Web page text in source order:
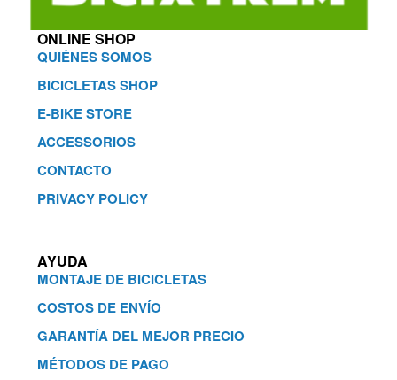
ONLINE SHOP
QUIÉNES SOMOS
BICICLETAS SHOP
E-BIKE STORE
ACCESSORIOS
CONTACTO
PRIVACY POLICY
AYUDA
MONTAJE DE BICICLETAS
COSTOS DE ENVÍO
GARANTÍA DEL MEJOR PRECIO
MÉTODOS DE PAGO